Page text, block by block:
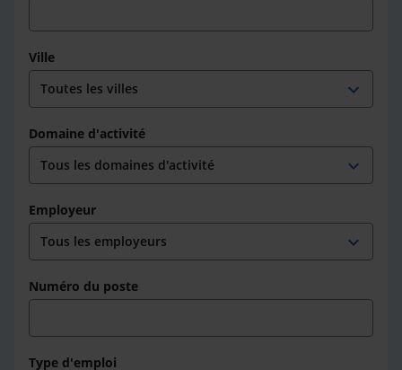
Ville
expand_more
Domaine d'activité
expand_more
Employeur
expand_more
Numéro du poste
Type d'emploi